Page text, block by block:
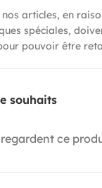
articles, en
spéciales,
pouvoir être
souhaits
ce